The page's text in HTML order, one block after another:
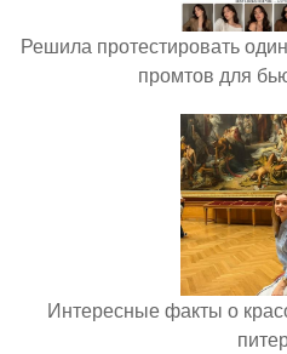
Решила протестировать
промтов для
Интересные факты о